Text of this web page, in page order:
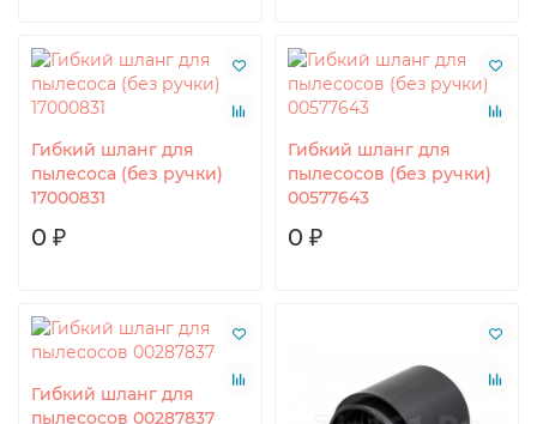
Гибкий шланг для
пылесоса (без ручки)
17000831
0 ₽
Гибкий шланг для
пылесосов (без ручки)
00577643
0 ₽
Гибкий шланг для
пылесосов 00287837